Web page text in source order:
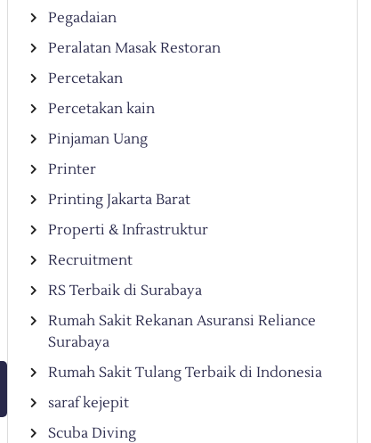
Pegadaian
Peralatan Masak Restoran
Percetakan
Percetakan kain
Pinjaman Uang
Printer
Printing Jakarta Barat
Properti & Infrastruktur
Recruitment
RS Terbaik di Surabaya
Rumah Sakit Rekanan Asuransi Reliance
Surabaya
Rumah Sakit Tulang Terbaik di Indonesia
saraf kejepit
Scuba Diving